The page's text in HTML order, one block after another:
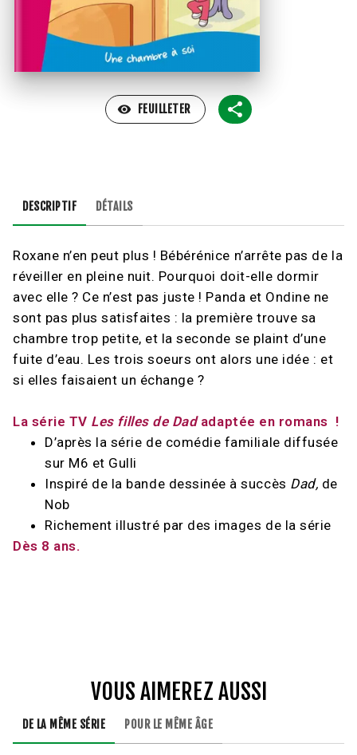
visibility FEUILLETER
DESCRIPTIF DÉTAILS
Roxane n’en peut plus ! Bébérénice n’arrête pas de la
réveiller en pleine nuit. Pourquoi doit-elle dormir
avec elle ? Ce n’est pas juste ! Panda et Ondine ne
sont pas plus satisfaites : la première trouve sa
chambre trop petite, et la seconde se plaint d’une
fuite d’eau. Les trois soeurs ont alors une idée : et
si elles faisaient un échange ?
La série TV Les filles de Dadadaptée en romans !
D’après la série de comédie familiale diffusée
sur M6 et Gulli
Inspiré de la bande dessinée à succès Dad, de
Nob
Richement illustré par des images de la série
Dès 8 ans.
VOUS AIMEREZ AUSSI
DE LA MÊME SÉRIE POUR LE MÊME ÂGE